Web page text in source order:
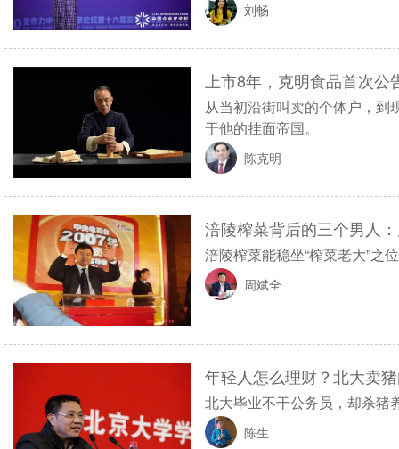
刘畅
上市8年，克明食品首次
从当初沿街叫卖的个体户，到
于他的挂面帝国。
陈克明
涪陵榨菜背后的三个男人
涪陵榨菜能稳坐“榨菜老大”之
周斌全
年轻人怎么理财？北大卖
北大毕业不干公务员，却杀猪
陈生